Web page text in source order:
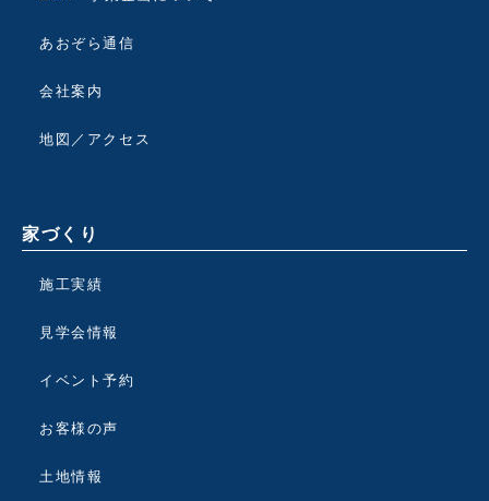
あおぞら通信
会社案内
地図／アクセス
家づくり
施工実績
見学会情報
イベント予約
お客様の声
土地情報